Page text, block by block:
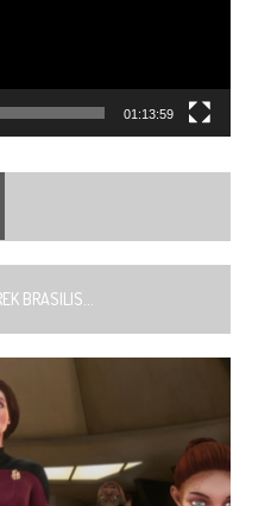
01:13:59
BRASILIS...